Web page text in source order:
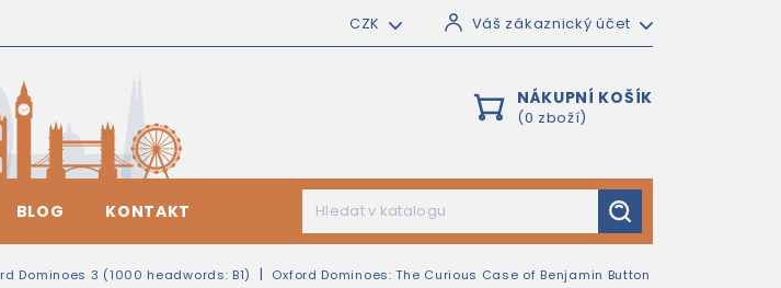
CZK Váš zákaznický účet
NÁKUPNÍ KOŠÍK
(0 zboží)
BLOG KONTAKT
Dominoes 3 (1000 headwords: B1)
Oxford Dominoes: The Curious Case of Benjamin Button